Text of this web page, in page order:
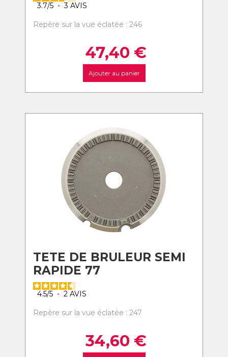
3.7/5 - 3 AVIS
Repère sur la vue éclatée : 246
47,40 €
Ajouter au panier
TETE DE BRULEUR SEMI
RAPIDE 77
4.5/5 - 2 AVIS
Repère sur la vue éclatée : 247
34,60 €